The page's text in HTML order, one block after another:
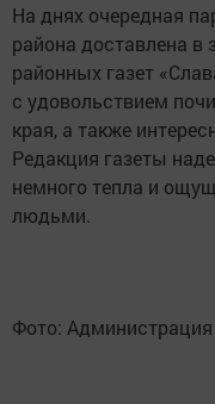
На днях очередная
района доставлена в
районных газет
с удовольствием
края, а также
Редакция газеты
немного тепла и
людьми.
Фото: